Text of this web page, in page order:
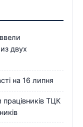
двух
на 16 липня
працівників ТЦК